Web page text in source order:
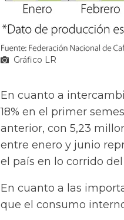
Gráfico LR
En cuanto a
18% en el primer
anterior, con 5,23
entre enero y junio
el país en lo corrido del
En cuanto a las
que el consumo